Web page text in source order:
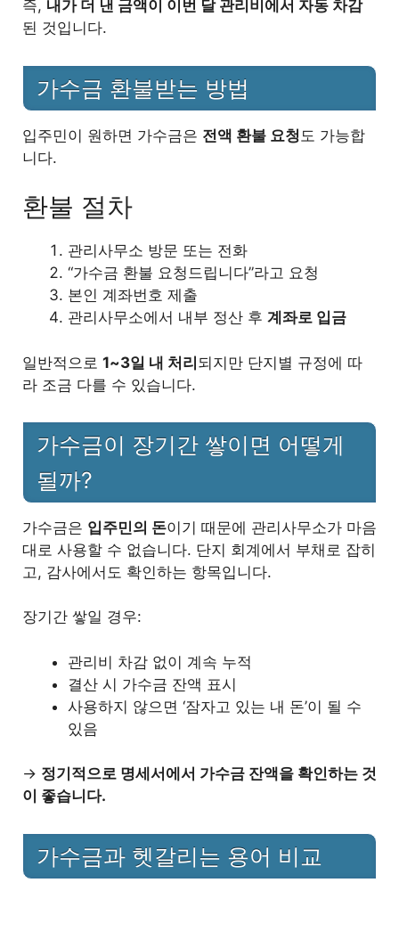
즉, 내가 더 낸 금액이 이번 달 관리비에서 자동 차감
된 것입니다.
가수금 환불받는 방법
입주민이 원하면 가수금은 전액 환불 요청 도 가능합
니다.
환불 절차
관리사무소 방문 또는 전화
“가수금 환불 요청드립니다”라고 요청
본인 계좌번호 제출
관리사무소에서 내부 정산 후 계좌로 입금
일반적으로 1~3일 내 처리되지만 단지별 규정에 따
라 조금 다를 수 있습니다.
가수금이 장기간 쌓이면 어떻게
될까?
가수금은 입주민의 돈이기 때문에 관리사무소가 마음
대로 사용할 수 없습니다. 단지 회계에서 부채로 잡히
고, 감사에서도 확인하는 항목입니다.
장기간 쌓일 경우:
관리비 차감 없이 계속 누적
결산 시 가수금 잔액 표시
사용하지 않으면 ‘잠자고 있는 내 돈’이 될 수
있음
→ 정기적으로 명세서에서 가수금 잔액을 확인하는 것
이 좋습니다.
가수금과 헷갈리는 용어 비교